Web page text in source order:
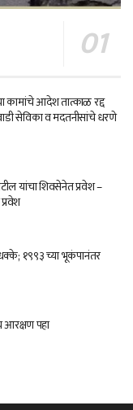
कामांचे आदेश तात्काळ रद्द
सेविका व मदतनीसांचे धरणे
यांचा शिवसेनेत प्रवेश –
१९९३ च्या भूकंपानंतर
आरक्षण पहा